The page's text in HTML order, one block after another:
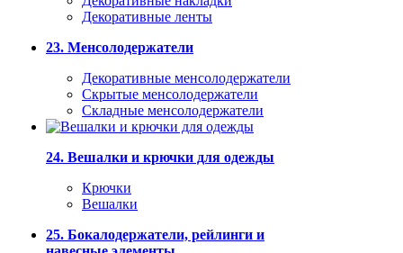
Декоративные ленты
23. Менсолодержатели
Декоративные менсолодержатели
Скрытые менсолодержатели
Складные менсолодержатели
24. Вешалки и крючки для одежды
Крючки
Вешалки
25. Бокалодержатели, рейлинги и